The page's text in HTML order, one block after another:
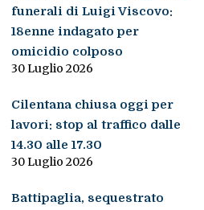
funerali di Luigi Viscovo:
18enne indagato per
omicidio colposo
30 Luglio 2026
Cilentana chiusa oggi per
lavori: stop al traffico dalle
14.30 alle 17.30
30 Luglio 2026
Battipaglia, sequestrato